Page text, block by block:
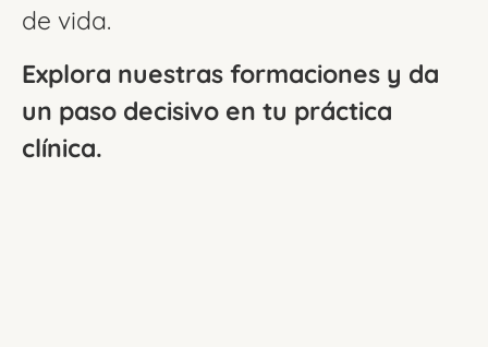
de vida.
Explora nuestras formaciones y da
un paso decisivo en tu práctica
clínica.